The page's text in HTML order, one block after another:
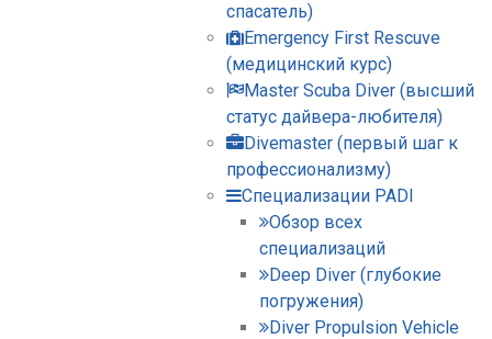
спасатель)
Emergency First Rescuve
(медицинский курс)
Master Scuba Diver (высший
статус дайвера-любителя)
Divemaster (первый шаг к
профессионализму)
Специализации PADI
Обзор всех
специализаций
Deep Diver (глубокие
погружения)
Diver Propulsion Vehicle